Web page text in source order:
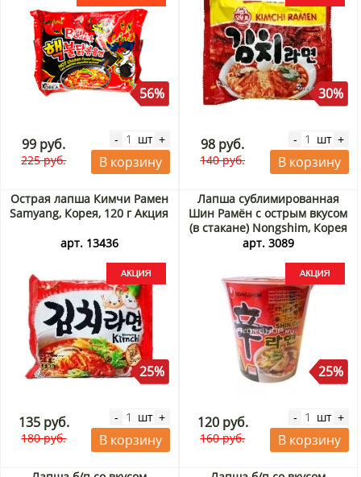
56%
99 руб.
225 руб.
- шт +
В корзину
30%
98 руб.
140 руб.
- шт +
В корзину
Острая лапша Кимчи Рамен
Samyang, Корея, 120 г Акция
арт. 13436
25%
135 руб.
180 руб.
- шт +
В корзину
Лапша сублимированная
Шин Рамён с острым вкусом
(в стакане) Nongshim, Корея
68 г Акция
арт. 3089
25%
120 руб.
160 руб.
- шт +
В корзину